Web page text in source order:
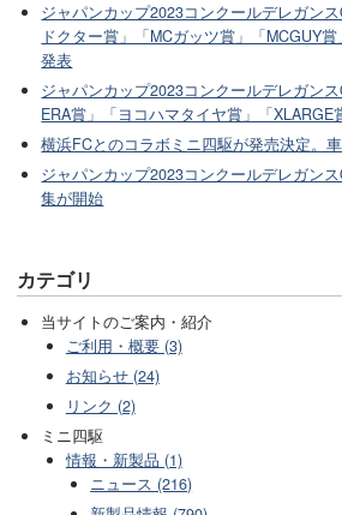
ジャパンカップ2023コンクールデレガン
ドクター賞」「MCガッツ賞」「MCGUY
発表
ジャパンカップ2023コンクールデレガン
ERA賞」「ヨコハマタイヤ賞」「
横浜FCとのコラボミニ四駆が発売決定。
ジャパンカップ2023コンクールデレガン
集が開始
カテゴリ
当サイトのご案内・紹介
ご利用・概要 (3)
お知らせ (24)
リンク (2)
ミニ四駆
情報・新製品 (1)
ニュース (216)